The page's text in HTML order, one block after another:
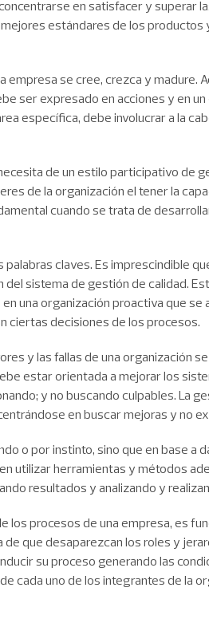
en satisfacer y superar
estándares de los productos
se cree, crezca y madure.
ser expresado en acciones y en
específica, debe involucrar a la
de un estilo participativo de
de la organización el tener la
cuando se trata de
claves. Es imprescindible
sistema de gestión de calidad.
una organización proactiva que se
ciertas decisiones de los procesos.
y las fallas de una organización
estar orientada a mejorar los
y no buscando culpables. La
en buscar mejoras y no
o por instinto, sino que en base a
utilizar herramientas y métodos
resultados y analizando y
los procesos de una empresa, es
que desaparezcan los roles y
su proceso generando las
cada uno de los integrantes de la